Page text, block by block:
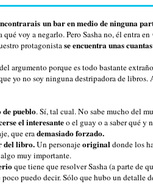
un bar en medio de ninguna
qué voy a negarlo. Pero Sasha no, él entra en
protagonistase encuentra unas
argumento porque es todo bastante
yo no soy ninguna destripadora de libros.
de pueblo. Sí, tal cual. No sabe mucho del
el interesanteo el guay o a saber qué y
que erademasiado forzado.
del libro.Un personajeoriginaldonde los
muy importante.
que tiene que resolver Sasha (a parte de
poco puedo decir. Sólo que hubo un detalle